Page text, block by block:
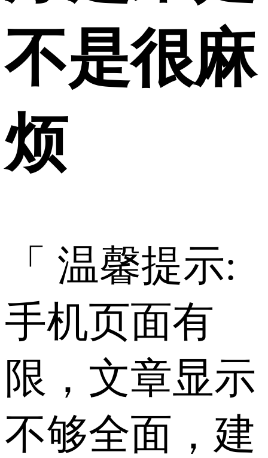
不是很麻
烦
「 温馨提示:
手机页面有
限，文章显示
不够全面，建